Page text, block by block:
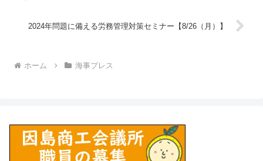
2024年問題に備える労務管理対策セミナー【8/26（月）】
ホーム 海事プレス